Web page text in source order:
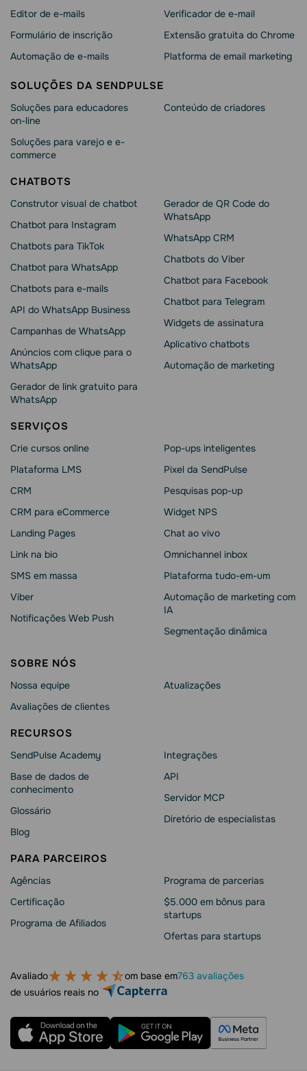
Editor de e-mails
Formulário de inscrição
Automação de e-mails
Verificador de e-mail
Extensão gratuita do Chrome
Platforma de email marketing
SOLUÇÕES DA SENDPULSE
Soluções para educadores
on-line
Soluções para varejo e e-
commerce
Conteúdo de criadores
CHATBOTS
Construtor visual de chatbot
Chatbot para Instagram
Chatbots para TikTok
Chatbot para WhatsApp
Chatbots para e-mails
API do WhatsApp Business
Campanhas de WhatsApp
Anúncios com clique para o
WhatsApp
Gerador de link gratuito para
WhatsApp
Gerador de QR Code do
WhatsApp
WhatsApp CRM
Chatbots do Viber
Chatbot para Facebook
Chatbot para Telegram
Widgets de assinatura
Aplicativo chatbots
Automação de marketing
SERVIÇOS
Crie cursos online
Plataforma LMS
CRM
CRM para eCommerce
Landing Pages
Link na bio
SMS em massa
Viber
Notificações Web Push
Pop-ups inteligentes
Pixel da SendPulse
Pesquisas pop-up
Widget NPS
Chat ao vivo
Omnichannel inbox
Plataforma tudo-em-um
Automação de marketing com
IA
Segmentação dinâmica
SOBRE NÓS
Nossa equipe
Avaliações de clientes
Atualizações
RECURSOS
SendPulse Academy
Base de dados de
conhecimento
Glossário
Blog
Integrações
API
Servidor MCP
Diretório de especialistas
PARA PARCEIROS
Agências
Сertificação
Programa de Afiliados
Programa de parcerias
$5.000 em bônus para
startups
Ofertas para startups
Avaliado om base em763 avaliações
de usuários reais no